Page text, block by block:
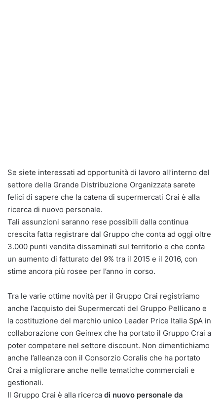
Se siete interessati ad opportunità di lavoro all’interno del
settore della Grande Distribuzione Organizzata sarete
felici di sapere che la catena di supermercati Crai è alla
ricerca di nuovo personale.
Tali assunzioni saranno rese possibili dalla continua
crescita fatta registrare dal Gruppo che conta ad oggi oltre
3.000 punti vendita disseminati sul territorio e che conta
un aumento di fatturato del 9% tra il 2015 e il 2016, con
stime ancora più rosee per l’anno in corso.
Tra le varie ottime novità per il Gruppo Crai registriamo
anche l’acquisto dei Supermercati del Gruppo Pellicano e
la costituzione del marchio unico Leader Price Italia SpA in
collaborazione con Geimex che ha portato il Gruppo Crai a
poter competere nel settore discount. Non dimentichiamo
anche l’alleanza con il Consorzio Coralis che ha portato
Crai a migliorare anche nelle tematiche commerciali e
gestionali.
Il Gruppo Crai è alla ricerca di nuovo personale da